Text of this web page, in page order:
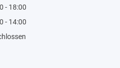
- 18:00
- 14:00